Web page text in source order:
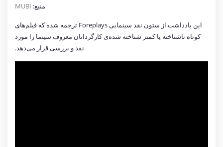
منبع: MUBI
این یادداشت از ستون نقد سینمایی Foreplays ترجمه شده که فیلم‌های
کوتاه ناشناخته یا کمتر شناخته شده‌ی کارگردانان معروف سینما را مورد
نقد و بررسی قرار می‌دهد.